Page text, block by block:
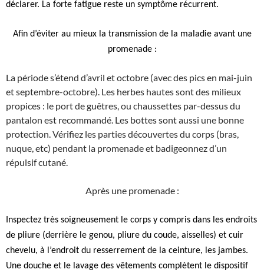
déclarer. La forte fatigue reste un symptôme récurrent.
Afin d’éviter au mieux la transmission de la maladie avant une
promenade :
La période s’étend d’avril et octobre (avec des pics en mai-juin
et septembre-octobre). Les herbes hautes sont des milieux
propices : le port de guêtres, ou chaussettes par-dessus du
pantalon est recommandé. Les bottes sont aussi une bonne
protection. Vérifiez les parties découvertes du corps (bras,
nuque, etc) pendant la promenade et badigeonnez d’un
répulsif cutané.
Après une promenade :
Inspectez très soigneusement le corps y compris dans les endroits
de pliure (derrière le genou, pliure du coude, aisselles) et cuir
chevelu, à l’endroit du resserrement de la ceinture, les jambes.
Une douche et le lavage des vêtements complètent le dispositif